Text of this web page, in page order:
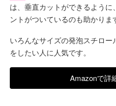
は、垂直カットができるように
ントがついているのも助かりま
いろんなサイズの発泡スチロ
をしたい人に人気です。
Amazonで詳